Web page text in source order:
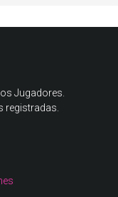
Jugadores.
registradas.